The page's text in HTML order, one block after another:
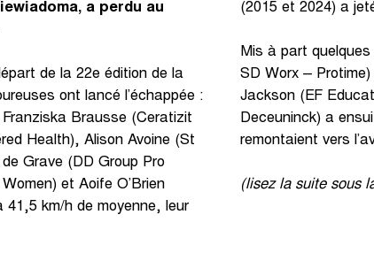
a perdu au
de la 22e édition de la
ont lancé l’échappée :
Brausse (Ceratizit
Health), Alison Avoine (St
Grave (DD Group Pro
et Aoife O’Brien
41,5 km/h de moyenne, leur
(2015 et 2024) a
Mis à part
SD Worx –
Jackson (EF
Deceuninck) a
remontaient vers
(lisez la suite sous